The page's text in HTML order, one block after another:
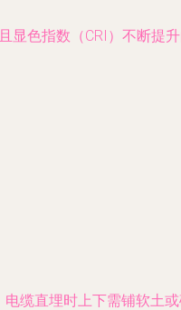
显色指数（CRI）不断
缆直埋时上下需铺软土